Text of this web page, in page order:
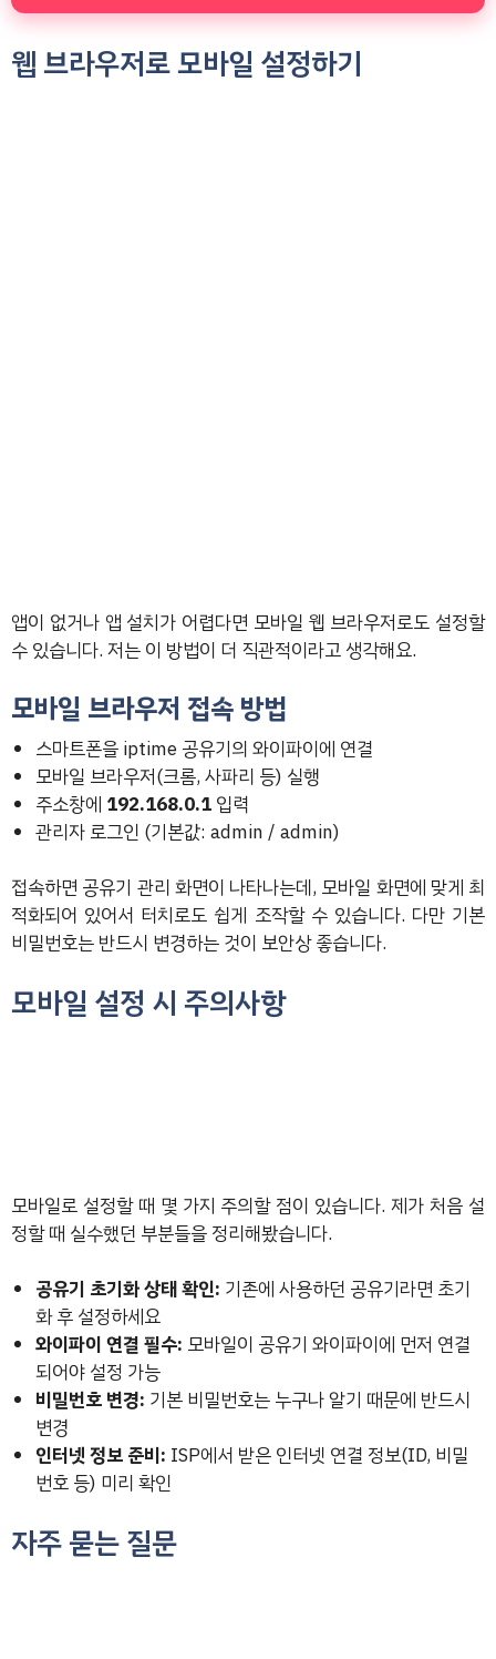
웹 브라우저로 모바일 설정하기
앱이 없거나 앱 설치가 어렵다면 모바일 웹 브라우저로도 설정할
수 있습니다. 저는 이 방법이 더 직관적이라고 생각해요.
모바일 브라우저 접속 방법
스마트폰을 iptime 공유기의 와이파이에 연결
모바일 브라우저(크롬, 사파리 등) 실행
주소창에 192.168.0.1 입력
관리자 로그인 (기본값: admin / admin)
접속하면 공유기 관리 화면이 나타나는데, 모바일 화면에 맞게 최
적화되어 있어서 터치로도 쉽게 조작할 수 있습니다. 다만 기본
비밀번호는 반드시 변경하는 것이 보안상 좋습니다.
모바일 설정 시 주의사항
모바일로 설정할 때 몇 가지 주의할 점이 있습니다. 제가 처음 설
정할 때 실수했던 부분들을 정리해봤습니다.
공유기 초기화 상태 확인: 기존에 사용하던 공유기라면 초기
화 후 설정하세요
와이파이 연결 필수: 모바일이 공유기 와이파이에 먼저 연결
되어야 설정 가능
비밀번호 변경: 기본 비밀번호는 누구나 알기 때문에 반드시
변경
인터넷 정보 준비: ISP에서 받은 인터넷 연결 정보(ID, 비밀
번호 등) 미리 확인
자주 묻는 질문